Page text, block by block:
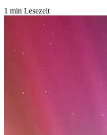
1 min Lesezeit